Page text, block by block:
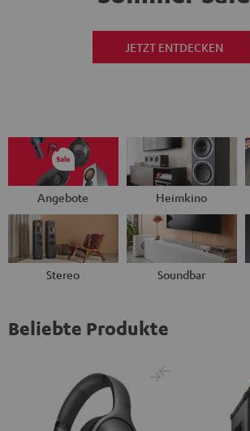
JETZT ENTDECKEN
Angebote Heimkino
Stereo Soundbar
Beliebte Produkte